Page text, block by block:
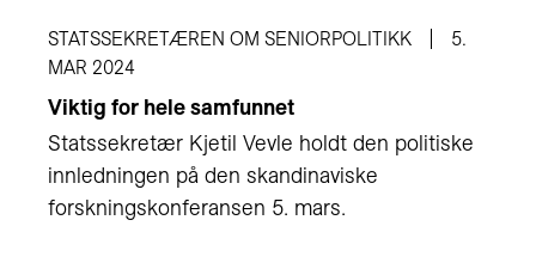
STATSSEKRETÆREN OM SENIORPOLITIKK
5.
MAR 2024
Viktig for hele samfunnet
Statssekretær Kjetil Vevle holdt den politiske
innledningen på den skandinaviske
forskningskonferansen 5. mars.